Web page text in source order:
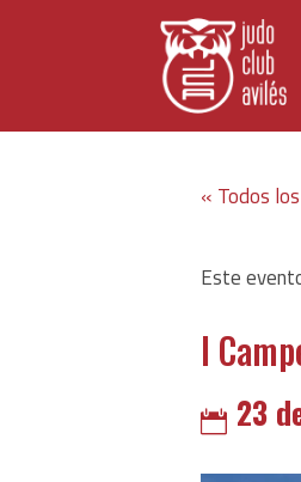
« Todos
Este
I
 23